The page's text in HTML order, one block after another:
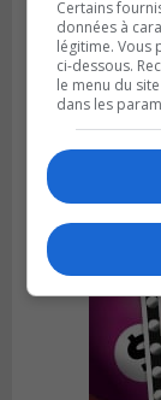
Publié le 30
Sainte-
financière
Certains
données à
légitime. Vous
ci-dessous.
le menu du
dans les